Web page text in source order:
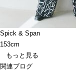
Spick & Span
153cm
もっと見る
関連ブログ